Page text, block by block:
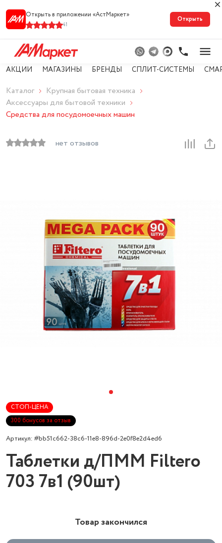
Открыть в приложении «АстМарке‪т‬»
41
Открыть
АКЦИИ МАГАЗИНЫ БРЕНДЫ СПЛИТ-СИСТЕМЫ
Каталог
Крупная бытовая техника
Аксессуары для бытовой техники
Средства для посудомоечных машин
нет отзывов
СТОП-ЦЕНА
300 бонусов за отзыв
Артикул: #bb51c662-38c6-11e8-896d-2e0f8e2d4ed6
Таблетки д/ПММ Filtero
703 7в1 (90шт)
Товар закончился